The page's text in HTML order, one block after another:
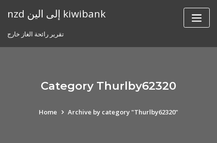
nzd إلى الين kiwibank
تقرير رائحة الغاز خارج
Category Thurlby62320
Home Archive by category "Thurlby62320"